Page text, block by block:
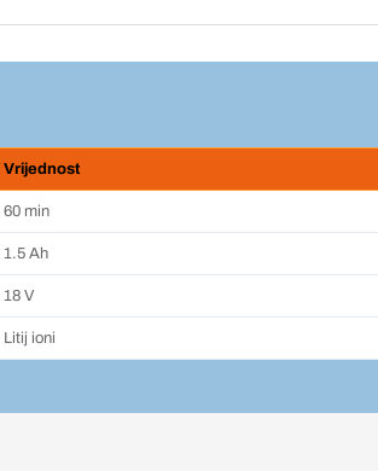
Vrijednost
60 min
1.5 Ah
18 V
Litij ioni